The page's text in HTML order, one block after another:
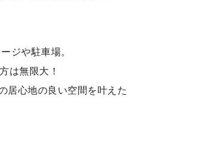
ジや駐車場。
は無限大！
居心地の良い空間を叶えた